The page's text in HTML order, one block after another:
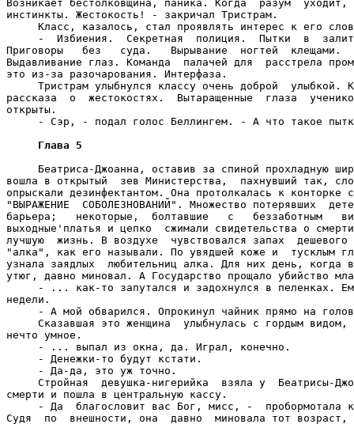
Возникает бестолковщина, паника. Когда  разум  уходит,
инстинкты. Жестокость! - закричал Тристрам.
Класс, казалось, стал проявлять интерес к его
-  Избиения.  Секретная  полиция.  Пытки  в
Приговоры   без   суда.   Вырывание  ногтей  клещами.
Выдавливание глаз. Команда  палачей для  расстрела
это из-за разочарования. Интерфаза.
Тристрам улыбнулся классу очень доброй  улыбкой.
рассказа  о  жестокостях.  Вытаращенные  глаза
открыты.
- Сэр, - подал голос Беллингем. - А что такое
Глава 5
Беатриса-Джоанна, оставив за спиной прохладную
вошла в открытый  зев Министерства,  пахнувший так,
опрыскали дезинфектантом. Она протолкалась к конторке
"ВЫРАЖЕНИЕ  СОБОЛЕЗНОВАНИЙ". Множество потерявших
барьера;   некоторые,  болтавшие   с   беззаботным
выходные'платья и цепко  сжимали свидетельства о
лучшую  жизнь. В воздухе  чувствовался запах
"алка", как его называли. По увядшей коже и  тусклым
узнала заядлых  любительниц алка. Для них день, когда
утюг, давно миновал. А Государство прощало убийство
- ... как-то запутался и задохнулся в пеленках.
недели.
- А мой обварился. Опрокинул чайник прямо на
Сказавшая это женщина  улыбнулась с гордым видом,
нечто умное.
     - ... выпал из окна, да. Играл, конечно.
     - Денежки-то будут кстати.
     - Да-да, это уж точно.
Стройная  девушка-нигерийка  взяла у  Беатрисы-
смерти и пошла в центральную кассу.
- Да  благословит вас Бог, мисс, -  пробормотала
Судя  по  внешности, она  давно  миновала тот